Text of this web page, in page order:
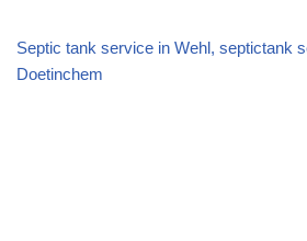
Septic tank service in Wehl, septictank
Doetinchem